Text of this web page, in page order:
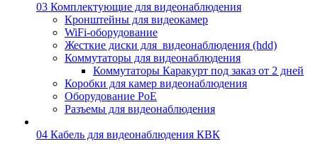
03 Комплектующие для видеонаблюдения
Кронштейны для видеокамер
WiFi-оборудование
Жесткие диски для_видеонаблюдения (hdd)
Коммутаторы для видеонаблюдения
Коммутаторы Каракурт под заказ от 2 дней
Коробки для камер видеонаблюдения
Оборудование PoE
Разъемы для видеонаблюдения
04 Кабель для видеонаблюдения КВК